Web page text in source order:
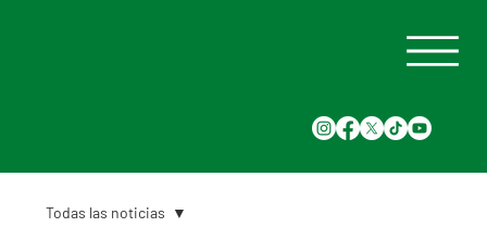
Todas las noticias